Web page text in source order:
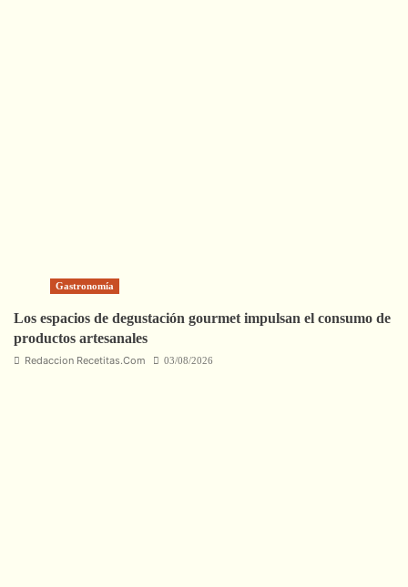
Gastronomía
Los espacios de degustación gourmet impulsan el consumo de
productos artesanales
Redaccion Recetitas.Com 03/08/2026